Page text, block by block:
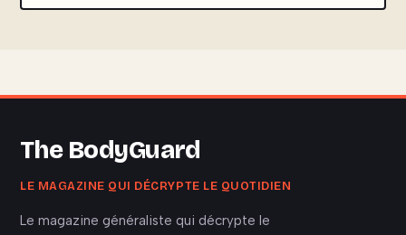
The BodyGuard
LE MAGAZINE QUI DÉCRYPTE LE QUOTIDIEN
Le magazine généraliste qui décrypte le